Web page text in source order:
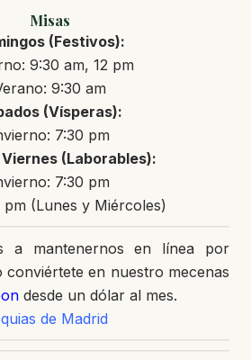
Misas
(Festivos):
9:30 am, 12 pm
9:30 am
(Vísperas):
7:30 pm
(Laborables):
7:30 pm
pm (Lunes y Miércoles)
a mantenernos en línea por
conviértete en nuestro mecenas
desde un dólar al mes.
de Madrid